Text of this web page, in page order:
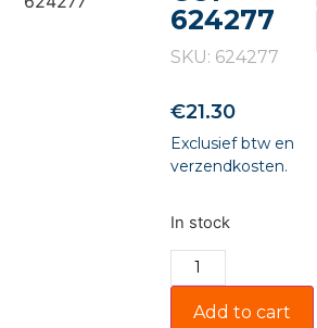
624277
SKU: 624277
€21.30
Exclusief btw en
verzendkosten.
In stock
Add to cart